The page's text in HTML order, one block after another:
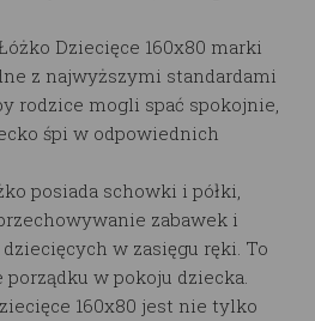
Dziecięce 160x80 marki
z najwyższymi standardami
rodzice mogli spać spokojnie,
śpi w odpowiednich
posiada schowki i półki,
zabawek i
w zasięgu ręki. To
w pokoju dziecka.
160x80 jest nie tylko